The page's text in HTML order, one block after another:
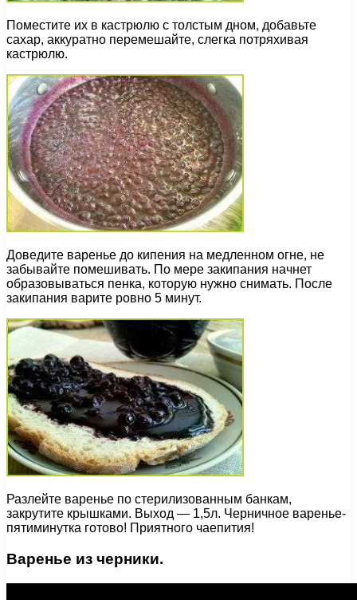
Поместите их в кастрюлю с толстым дном, добавьте
сахар, аккуратно перемешайте, слегка потряхивая
кастрюлю.
Доведите варенье до кипения на медленном огне, не
забывайте помешивать. По мере закипания начнет
образовываться пенка, которую нужно снимать. После
закипания варите ровно 5 минут.
Разлейте варенье по стерилизованным банкам,
закрутите крышками. Выход — 1,5л. Черничное варенье-
пятиминутка готово! Приятного чаепития!
Варенье из черники.